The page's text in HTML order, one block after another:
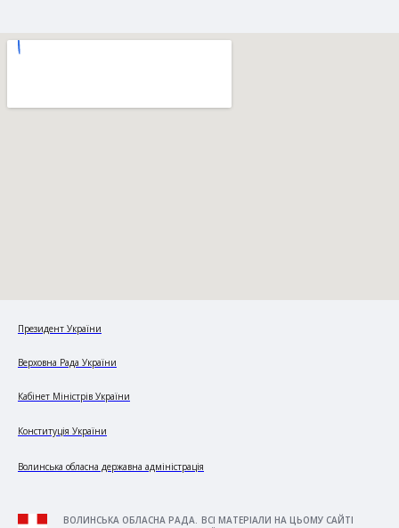
Президент України
Верховна Рада України
Кабінет Міністрів України
Конституція України
Волинська обласна державна адміністрація
ВОЛИНСЬКА ОБЛАСНА РАДА. ВСІ МАТЕРІАЛИ НА ЦЬОМУ САЙТІ